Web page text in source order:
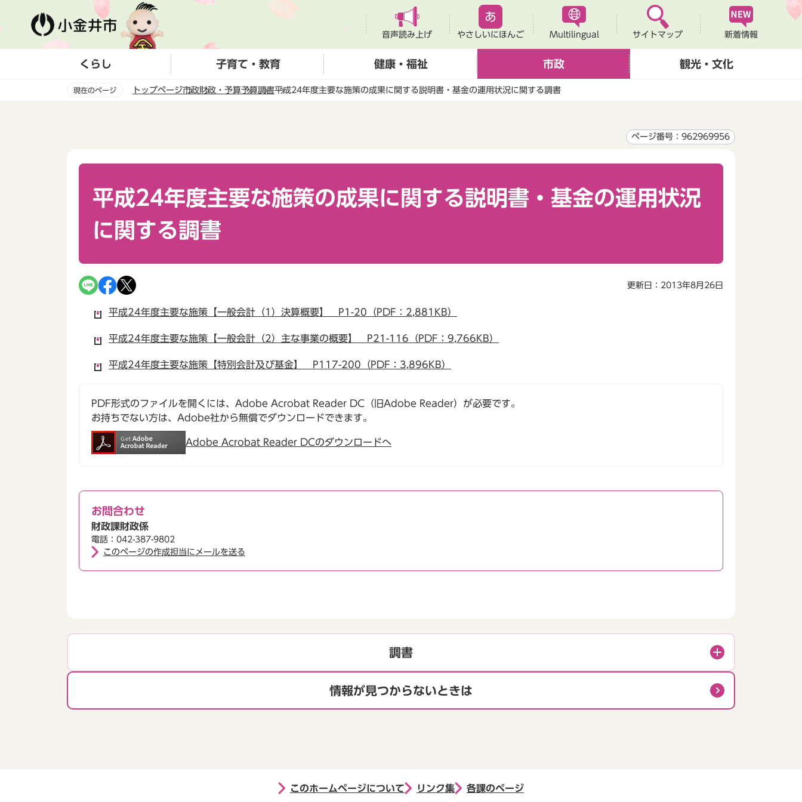
ー
音声読み上げ やさしいにほんご Multilingual サイトマップ 新着情報
くらし 子育て・教育 健康・福祉 市政 観光・文化
現在のページ トップページ市政財政・予算予算調書平成24年度主要な施策の成果に関する説明書・基金の運用状況に関する調書
ページ番号：962969956
平成24年度主要な施策の成果に関する説明書・基金の運用状況
に関する調書
更新日：2013年8月26日
平成24年度主要な施策【一般会計（1）決算概要】 P1-20（PDF：2,881KB）
平成24年度主要な施策【一般会計（2）主な事業の概要】 P21-116（PDF：9,766KB）
平成24年度主要な施策【特別会計及び基金】 P117-200（PDF：3,896KB）
PDF形式のファイルを開くには、Adobe Acrobat Reader DC（旧Adobe Reader）が必要です。
お持ちでない方は、Adobe社から無償でダウンロードできます。
Adobe Acrobat Reader DCのダウンロードへ
お問合わせ
財政課財政係
電話：042-387-9802
このページの作成担当にメールを送る
調書
情報が見つからないときは
このホームページについて リンク集 各課のページ